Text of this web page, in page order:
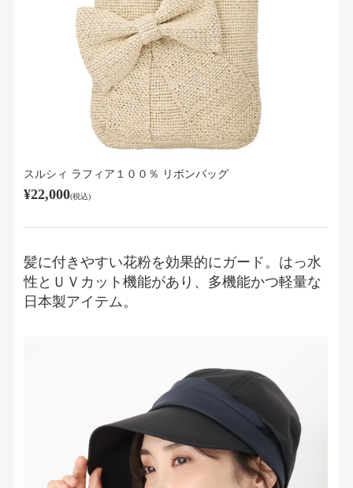
スルシィ ラフィア１００％ リボンバッグ
¥22,000(税込)
髪に付きやすい花粉を効果的にガード。はっ水
性とＵＶカット機能があり、多機能かつ軽量な
日本製アイテム。